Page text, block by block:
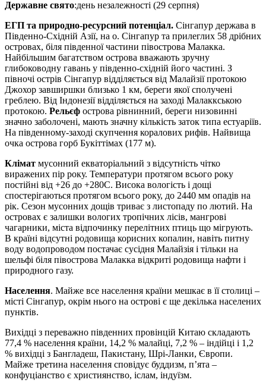
Державне свято:день незалежності (29 серпня)
ЕГП та природно-ресурсний потенціал. Сінгапур держава в
Південно-Східній Азії, на о. Сінгапур та прилеглих 58 дрібних
островах, біля південної частини півострова Малакка.
Найбільшим багатством острова вважають зручну
глибоководну гавань у південно-східній його частині. З
півночі острів Сінгапур відділяється від Малайзії протокою
Джохор завширшки близько 1 км, береги якої сполучені
греблею. Від Індонезії відділяється на заході Малаккською
протокою. Рельєф острова рівнинний, береги низовинні
значно заболочені, мають значну кількість заток типа естуаріїв.
На південному-заході скупчення коралових рифів. Найвища
очка острова горб Букіттімах (177 м).
Клімат мусонний екваторіальний з відсутність чітко
виражених пір року. Температури протягом всього року
постійні від +26 до +280C. Висока вологість і дощі
спостерігаються протягом всього року, до 2440 мм опадів на
рік. Сезон мусонних дощів триває з листопаду по лютий. На
островах є залишки вологих тропічних лісів, мангрові
чагарники, міста відпочинку перелітних птиць що мігрують.
В країні відсутні родовища корисних копалин, навіть питну
воду водопроводом постачає сусідня Малайзія і тільки на
шельфі біля півострова Малакка відкриті родовища нафти і
природного газу.
Населення. Майже все населення країни мешкає в її столиці –
місті Сінгапур, окрім нього на острові є ще декілька населених
пунктів.
Вихідці з переважно південних провінцій Китаю складають
77,4 % населення країни, 14,2 % малайці, 7,2 % – індійці і 1,2
% вихідці з Бангладеш, Пакистану, Шрі-Ланки, Європи.
Майже третина населення сповідує буддизм, п’ята –
конфуціанство є християнство, іслам, індуїзм.